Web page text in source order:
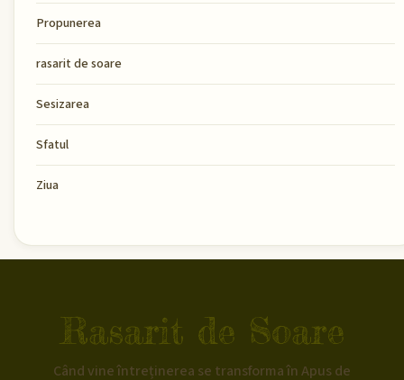
Propunerea
rasarit de soare
Sesizarea
Sfatul
Ziua
Rasarit de Soare
Când vine întreținerea se transforma în Apus de